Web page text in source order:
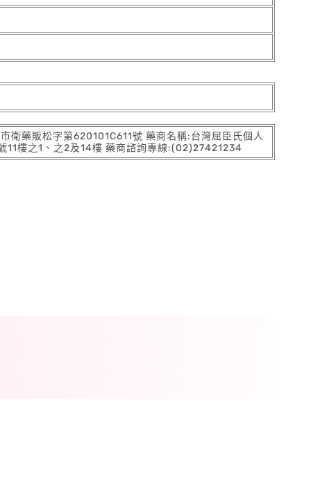
藥販松字第620101C611號 藥商名稱:台灣屈臣氏個人
11樓之1、之2及14樓 藥商諮詢專線:(02)27421234